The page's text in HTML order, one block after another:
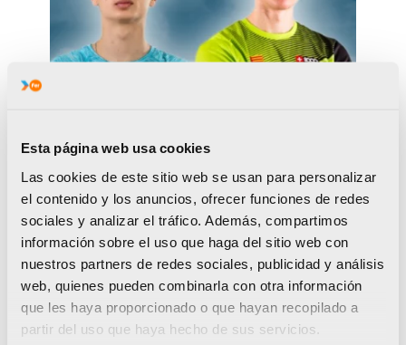
Esta página web usa cookies
Las cookies de este sitio web se usan para personalizar
el contenido y los anuncios, ofrecer funciones de redes
sociales y analizar el tráfico. Además, compartimos
información sobre el uso que haga del sitio web con
nuestros partners de redes sociales, publicidad y análisis
web, quienes pueden combinarla con otra información
que les haya proporcionado o que hayan recopilado a
partir del uso que haya hecho de sus servicios.
Manuel Pastor y Andrés Vila:
escalada de optimismo
REMO Y ESCALADA